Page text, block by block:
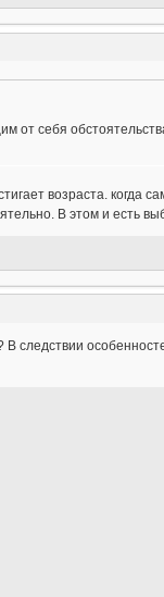
от себя
возраста. когда
В этом и есть
следствии